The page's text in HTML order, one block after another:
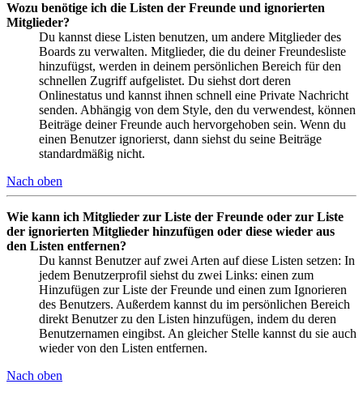
Wozu benötige ich die Listen der Freunde und ignorierten
Mitglieder?
Du kannst diese Listen benutzen, um andere Mitglieder des
Boards zu verwalten. Mitglieder, die du deiner Freundesliste
hinzufügst, werden in deinem persönlichen Bereich für den
schnellen Zugriff aufgelistet. Du siehst dort deren
Onlinestatus und kannst ihnen schnell eine Private Nachricht
senden. Abhängig von dem Style, den du verwendest, können
Beiträge deiner Freunde auch hervorgehoben sein. Wenn du
einen Benutzer ignorierst, dann siehst du seine Beiträge
standardmäßig nicht.
Nach oben
Wie kann ich Mitglieder zur Liste der Freunde oder zur Liste
der ignorierten Mitglieder hinzufügen oder diese wieder aus
den Listen entfernen?
Du kannst Benutzer auf zwei Arten auf diese Listen setzen: In
jedem Benutzerprofil siehst du zwei Links: einen zum
Hinzufügen zur Liste der Freunde und einen zum Ignorieren
des Benutzers. Außerdem kannst du im persönlichen Bereich
direkt Benutzer zu den Listen hinzufügen, indem du deren
Benutzernamen eingibst. An gleicher Stelle kannst du sie auch
wieder von den Listen entfernen.
Nach oben